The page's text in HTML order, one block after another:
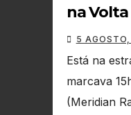
na
em
5
Está na
marcava
(Meridian